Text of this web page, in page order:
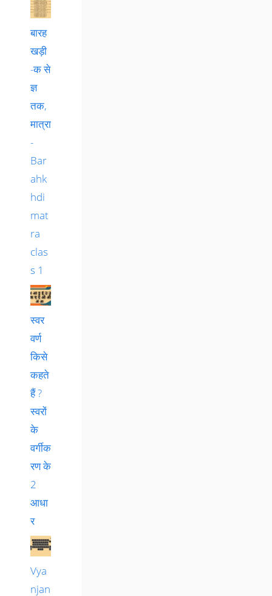
बारह
खड़ी
-क से
ज्ञ
तक,
मात्रा
-
Bar
ahk
hdi
mat
ra
clas
s 1
स्वर
वर्ण
किसे
कहते
हैं ?
स्वरों
के
वर्गीक
रण के
2
आधा
र
Vya
njan